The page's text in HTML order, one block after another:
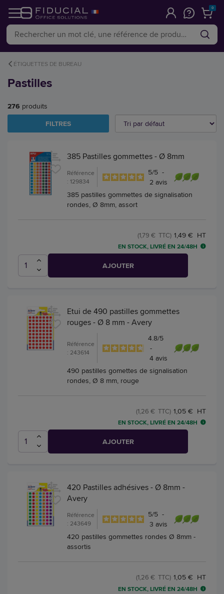
0
ÉTIQUETTES DE BUREAU
Pastilles
276 produits
FILTRES
385 Pastilles gommettes - Ø 8mm
Référence
: 129834
5/5 -
2 avis
385 pastilles gommettes de signalisation
rondes, Ø 8mm, assort
1,49 € HT
(1,79 € TTC)
EN STOCK, LIVRÉ EN 24/48H
AJOUTER
Etui de 490 pastilles gommettes
rouges - Ø 8 mm - Avery
Référence
: 243614
4.8/5
-
4 avis
490 pastilles gomettes de signalisation
rondes, Ø 8 mm, rouge
1,05 € HT
(1,26 € TTC)
EN STOCK, LIVRÉ EN 24/48H
AJOUTER
420 Pastilles adhésives - Ø 8mm -
Avery
Référence
: 243649
5/5 -
3 avis
420 pastilles gommettes rondes Ø 8mm -
assortis
1,05 € HT
(1,26 € TTC)
EN STOCK, LIVRÉ EN 24/48H